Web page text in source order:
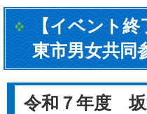
【イベント
東市男女共同
令和７年度 坂